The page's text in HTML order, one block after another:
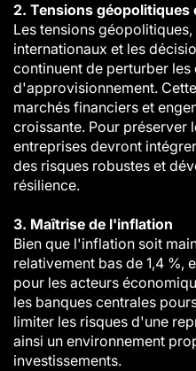
2. Tensions
Les tensions
internationaux et les
continuent de perturber les
d'approvisionnement.
marchés financiers et
croissante. Pour préserver
entreprises devront
des risques robustes et
résilience.
3. Maîtrise de l'inflation
Bien que l'inflation soit
relativement bas de 1,4 %,
pour les acteurs
les banques centrales
limiter les risques d'une
ainsi un environnement
investissements.